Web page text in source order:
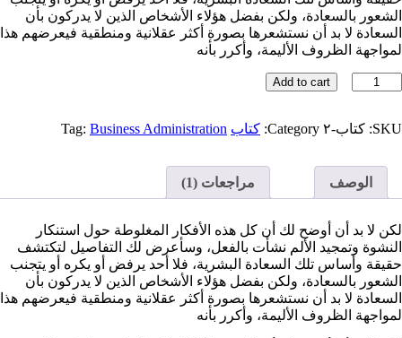
الشعور بالسعادة، ولكن بفضل هؤلاء الأشخاص الذين لا يدركون بأن
السعادة لا بد أن نستشعرها بصورة أكثر عقلانية ومنطقية فيعرضهم هذا
لمواجهة الظروف الأليمة، وأكرر بأنه
كمية
ب
Add to cart
SKU: كتاب-٢ Category: كتاب Tag: Business Administration
الوصف مراجعات (1)
لكن لا بد أن أوضح لك أن كل هذه الأفكار المغلوطة حول استنكار
النشوة وتمجيد الألم نشأت بالفعل، وسأعرض لك التفاصيل لتكتشف
حقيقة وأساس تلك السعادة البشرية، فلا أحد يرفض أو يكره أو يتجنب
الشعور بالسعادة، ولكن بفضل هؤلاء الأشخاص الذين لا يدركون بأن
السعادة لا بد أن نستشعرها بصورة أكثر عقلانية ومنطقية فيعرضهم هذا
لمواجهة الظروف الأليمة، وأكرر بأنه